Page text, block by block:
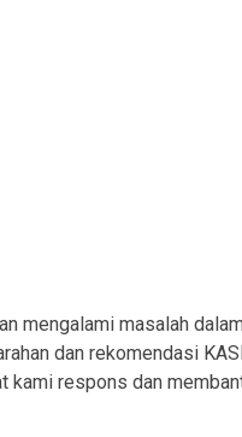
mengalami masalah
dan rekomendasi
kami respons dan